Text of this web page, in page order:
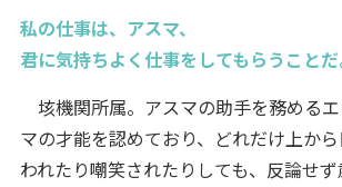
私の仕事は、アスマ、
君に気持ちよく仕事をしてもらうことだ
垓機関所属。アスマの助手を務める
マの才能を認めており、どれだけ上か
われたり嘲笑されたりしても、反論せ